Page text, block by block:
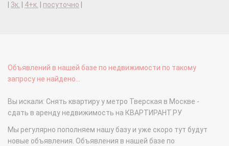
3к. 4+к. посуточно
Объявлений в нашей базе по недвижимости по такому
запросу не найдено...
Вы искали: Снять квартиру у метро Тверская в Москве -
сдать в аренду недвижимость на КВАРТИРАНТ.РУ
Мы регулярно пополняем нашу базу и уже скоро тут будут
новые объявления. Объявления в нашей базе по